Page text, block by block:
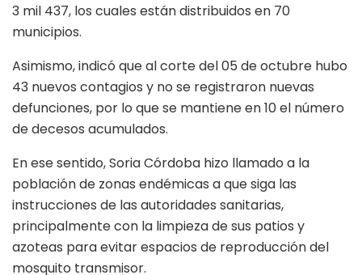
3 mil 437, los cuales están distribuidos en 70
municipios.
Asimismo, indicó que al corte del 05 de octubre hubo
43 nuevos contagios y no se registraron nuevas
defunciones, por lo que se mantiene en 10 el número
de decesos acumulados.
En ese sentido, Soria Córdoba hizo llamado a la
población de zonas endémicas a que siga las
instrucciones de las autoridades sanitarias,
principalmente con la limpieza de sus patios y
azoteas para evitar espacios de reproducción del
mosquito transmisor.